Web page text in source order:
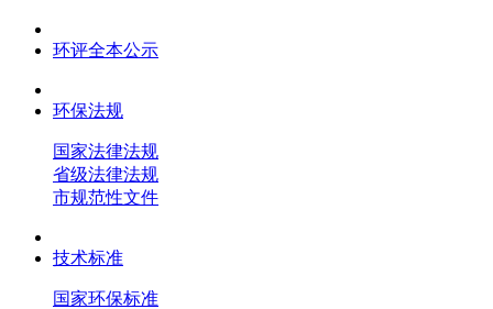
环评全本公示
环保法规
国家法律法规
省级法律法规
市规范性文件
技术标准
国家环保标准